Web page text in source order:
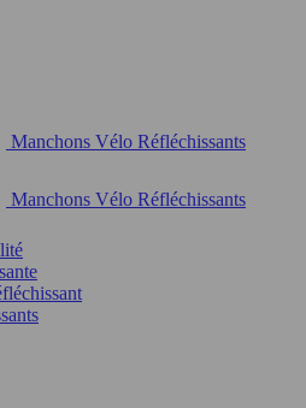
Manchons Vélo Réfléchissants
Manchons Vélo Réfléchissants